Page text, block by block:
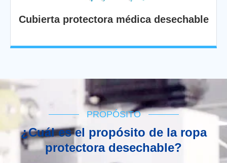
Cubierta protectora médica desechable
PROPÓSITO
¿Cuál es el propósito de la ropa
protectora desechable?